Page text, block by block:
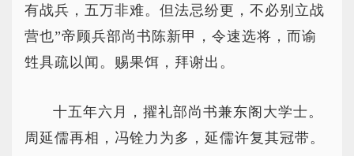
有战兵，五万非难。但法忌纷更，不必别立战
营也”帝顾兵部尚书陈新甲，令速选将，而谕
甡具疏以闻。赐果饵，拜谢出。
十五年六月，擢礼部尚书兼东阁大学士。
周延儒再相，冯铨力为多，延儒许复其冠带。